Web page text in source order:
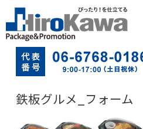
鉄板グルメ_フォーム